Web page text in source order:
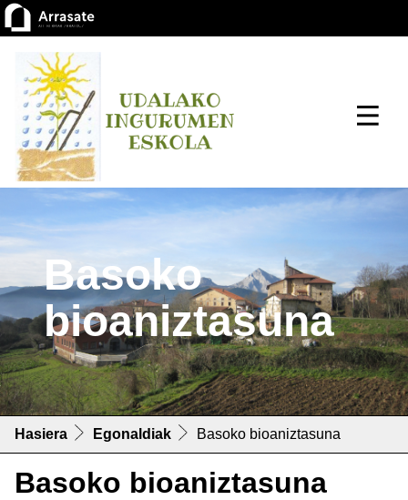
Basoko
bioaniztasuna
Hasiera Egonaldiak Basoko bioaniztasuna
Basoko bioaniztasuna